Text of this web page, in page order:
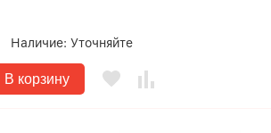
Наличие: Уточняйте
В корзину